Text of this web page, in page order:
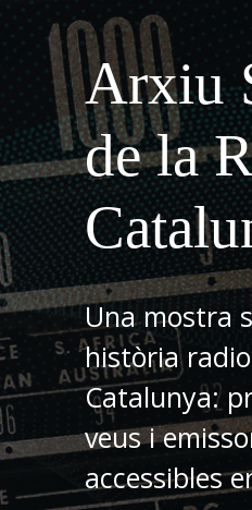
Arxiu
de la
Una mostra
història
Catalunya:
veus i
accessibles